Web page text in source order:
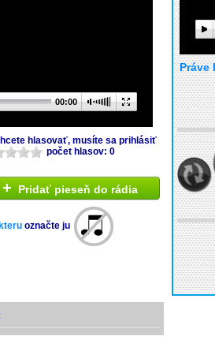
00:00
hlasovať, musíte sa prihlásiť
počet hlasov: 0
+ Pridať pieseň do rádia
označte ju
Práve